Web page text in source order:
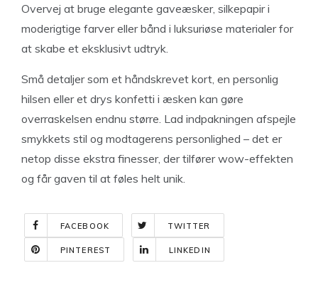
Overvej at bruge elegante gaveæsker, silkepapir i
moderigtige farver eller bånd i luksuriøse materialer for
at skabe et eksklusivt udtryk.
Små detaljer som et håndskrevet kort, en personlig
hilsen eller et drys konfetti i æsken kan gøre
overraskelsen endnu større. Lad indpakningen afspejle
smykkets stil og modtagerens personlighed – det er
netop disse ekstra finesser, der tilfører wow-effekten
og får gaven til at føles helt unik.
FACEBOOK TWITTER
PINTEREST LINKEDIN